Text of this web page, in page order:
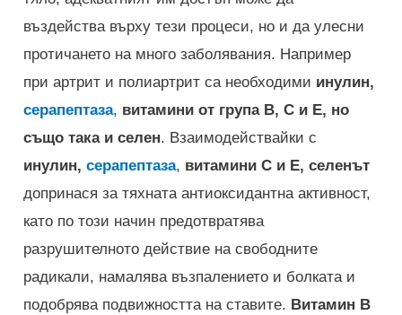
въздейства върху тези процеси, но и да улесни
протичането на много заболявания. Например
при артрит и полиартрит са необходими инулин,
серапептаза, витамини от група В, С и Е, но
също така и селен. Взаимодействайки с
инулин,серапептаза, витамини С и Е, селенът
допринася за тяхната антиоксидантна активност,
като по този начин предотвратява
разрушителното действие на свободните
радикали, намалява възпалението и болката и
подобрява подвижността на ставите. Витамин В